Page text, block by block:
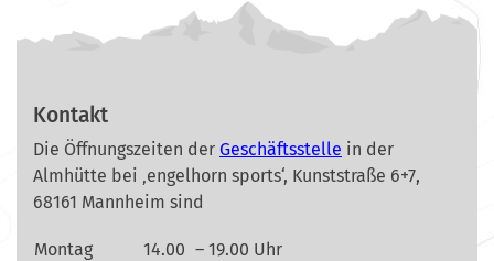
Kontakt
Die Öffnungszeiten der Geschäftsstelle in der
Almhütte bei ‚engelhorn sports‘, Kunststraße 6+7,
68161 Mannheim sind
Montag 14.00 – 19.00 Uhr